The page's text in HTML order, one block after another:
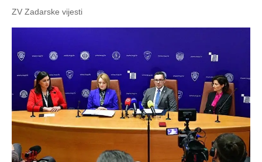
ZV Zadarske vijesti